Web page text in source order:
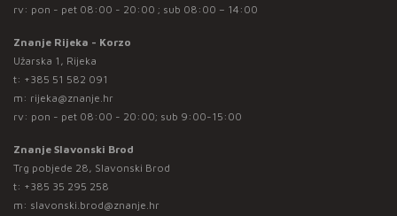
rv: pon - pet 08:00 - 20:00 ; sub 08:00 – 14:00
Znanje Rijeka - Korzo
Užarska 1, Rijeka
t: +385 51 582 091
m: rijeka@znanje.hr
rv: pon - pet 08:00 - 20:00; sub 9:00-15:00
Znanje Slavonski Brod
Trg pobjede 28, Slavonski Brod
t: +385 35 295 258
m: slavonski.brod@znanje.hr